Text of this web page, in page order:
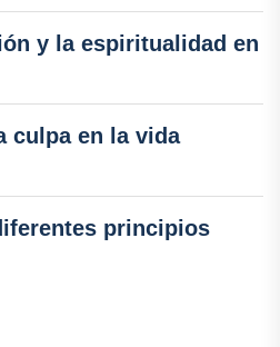
y la espiritualidad en
culpa en la vida
principios